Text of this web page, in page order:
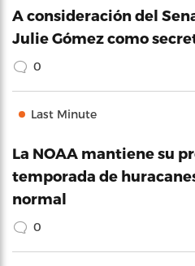
A consideración del
Julie Gómez como
0
Last Minute
La NOAA mantiene su
temporada de
normal
0